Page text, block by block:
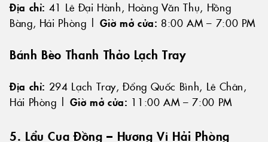
Địa chỉ: 41 Lê Đại Hành, Hoàng Văn Thụ, Hồng
Bàng, Hải Phòng | Giờ mở cửa: 8:00 AM – 7:00 PM
Bánh Bèo Thanh Thảo Lạch Tray
Địa chỉ: 294 Lạch Tray, Đổng Quốc Bình, Lê Chân,
Hải Phòng | Giờ mở cửa: 11:00 AM – 7:00 PM
5. Lẩu Cua Đồng – Hương Vị Hải Phòng